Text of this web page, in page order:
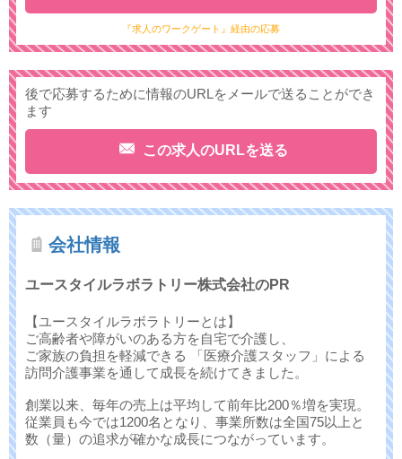
『求人のワークゲート』経由の応募
後で応募するために情報のURLをメールで送ることができ
ます
この求人のURLを送る
会社情報
ユースタイルラボラトリー株式会社のPR
【ユースタイルラボラトリーとは】
ご高齢者や障がいのある方を自宅で介護し、
ご家族の負担を軽減できる 「医療介護スタッフ」による
訪問介護事業を通して成長を続けてきました。
創業以来、毎年の売上は平均して前年比200％増を実現。
従業員も今では1200名となり、事業所数は全国75以上と
数（量）の追求が確かな成長につながっています。